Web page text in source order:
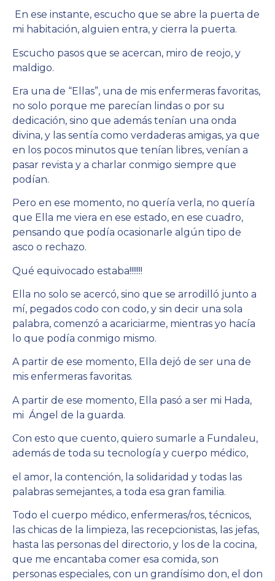
En ese instante, escucho que se abre la puerta de
mi habitación, alguien entra, y cierra la puerta.
Escucho pasos que se acercan, miro de reojo, y
maldigo.
Era una de “Ellas”, una de mis enfermeras favoritas,
no solo porque me parecían lindas o por su
dedicación, sino que además tenían una onda
divina, y las sentía como verdaderas amigas, ya que
en los pocos minutos que tenían libres, venían a
pasar revista y a charlar conmigo siempre que
podían.
Pero en ese momento, no quería verla, no quería
que Ella me viera en ese estado, en ese cuadro,
pensando que podía ocasionarle algún tipo de
asco o rechazo.
Qué equivocado estaba!!!!!!!
Ella no solo se acercó, sino que se arrodilló junto a
mí, pegados codo con codo, y sin decir una sola
palabra, comenzó a acariciarme, mientras yo hacía
lo que podía conmigo mismo.
A partir de ese momento, Ella dejó de ser una de
mis enfermeras favoritas.
A partir de ese momento, Ella pasó a ser mi Hada,
mi Ángel de la guarda.
Con esto que cuento, quiero sumarle a Fundaleu,
además de toda su tecnología y cuerpo médico,
el amor, la contención, la solidaridad y todas las
palabras semejantes, a toda esa gran familia.
Todo el cuerpo médico, enfermeras/ros, técnicos,
las chicas de la limpieza, las recepcionistas, las jefas,
hasta las personas del directorio, y los de la cocina,
que me encantaba comer esa comida, son
personas especiales, con un grandísimo don, el don